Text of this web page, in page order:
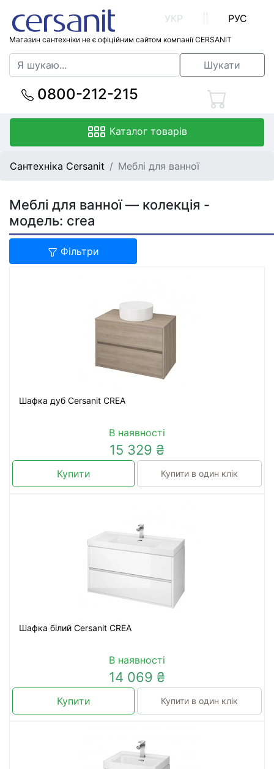
Магазин сантехніки не є офіційним сайтом компанії CERSANIT
УКР РУС
Шукати
0800-212-215
Каталог товарів
Сантехніка Cersanit Меблі для ванної
Меблі для ванної — колекція -
модель: crea
Фільтри
Шафка дуб Cersanit CREA
В наявності
15 329 ₴
Купити Купити в один клік
Шафка білий Cersanit CREA
В наявності
14 069 ₴
Купити Купити в один клік